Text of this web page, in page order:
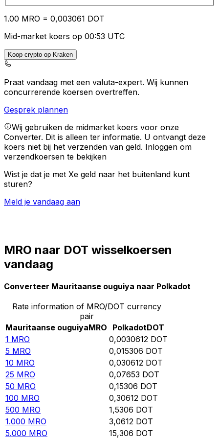
1.00 MRO = 0,003061 DOT
Mid-market koers op 00:53 UTC
Koop crypto op Kraken
Praat vandaag met een valuta-expert. Wij kunnen
concurrerende koersen overtreffen.
Gesprek plannen
Wij gebruiken de midmarket koers voor onze
Converter. Dit is alleen ter informatie. U ontvangt deze
koers niet bij het verzenden van geld. Inloggen om
verzendkoersen te bekijken
Wist je dat je met Xe geld naar het buitenland kunt
sturen?
Meld je vandaag aan
MRO naar DOT wisselkoersen
vandaag
Converteer Mauritaanse ouguiya naar Polkadot
Rate information of MRO/DOT currency
pair
Mauritaanse ouguiyaMRO PolkadotDOT
1 MRO 0,0030612 DOT
5 MRO 0,015306 DOT
10 MRO 0,030612 DOT
25 MRO 0,07653 DOT
50 MRO 0,15306 DOT
100 MRO 0,30612 DOT
500 MRO 1,5306 DOT
1.000 MRO 3,0612 DOT
5.000 MRO 15,306 DOT